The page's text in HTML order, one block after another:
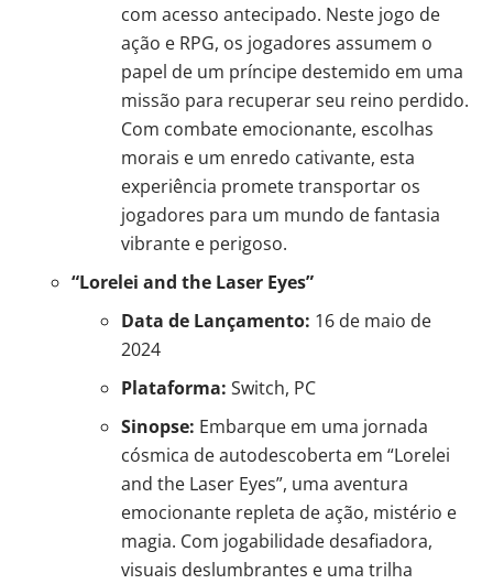
com acesso antecipado. Neste jogo de
ação e RPG, os jogadores assumem o
papel de um príncipe destemido em uma
missão para recuperar seu reino perdido.
Com combate emocionante, escolhas
morais e um enredo cativante, esta
experiência promete transportar os
jogadores para um mundo de fantasia
vibrante e perigoso.
“Lorelei and the Laser Eyes”
Data de Lançamento: 16 de maio de
2024
Plataforma: Switch, PC
Sinopse: Embarque em uma jornada
cósmica de autodescoberta em “Lorelei
and the Laser Eyes”, uma aventura
emocionante repleta de ação, mistério e
magia. Com jogabilidade desafiadora,
visuais deslumbrantes e uma trilha